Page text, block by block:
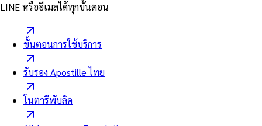
LINE หรืออีเมลได้ทุกขั้นตอน
ขั้นตอนการใช้บริการ
รับรอง Apostille ไทย
โนตารีพับลิค